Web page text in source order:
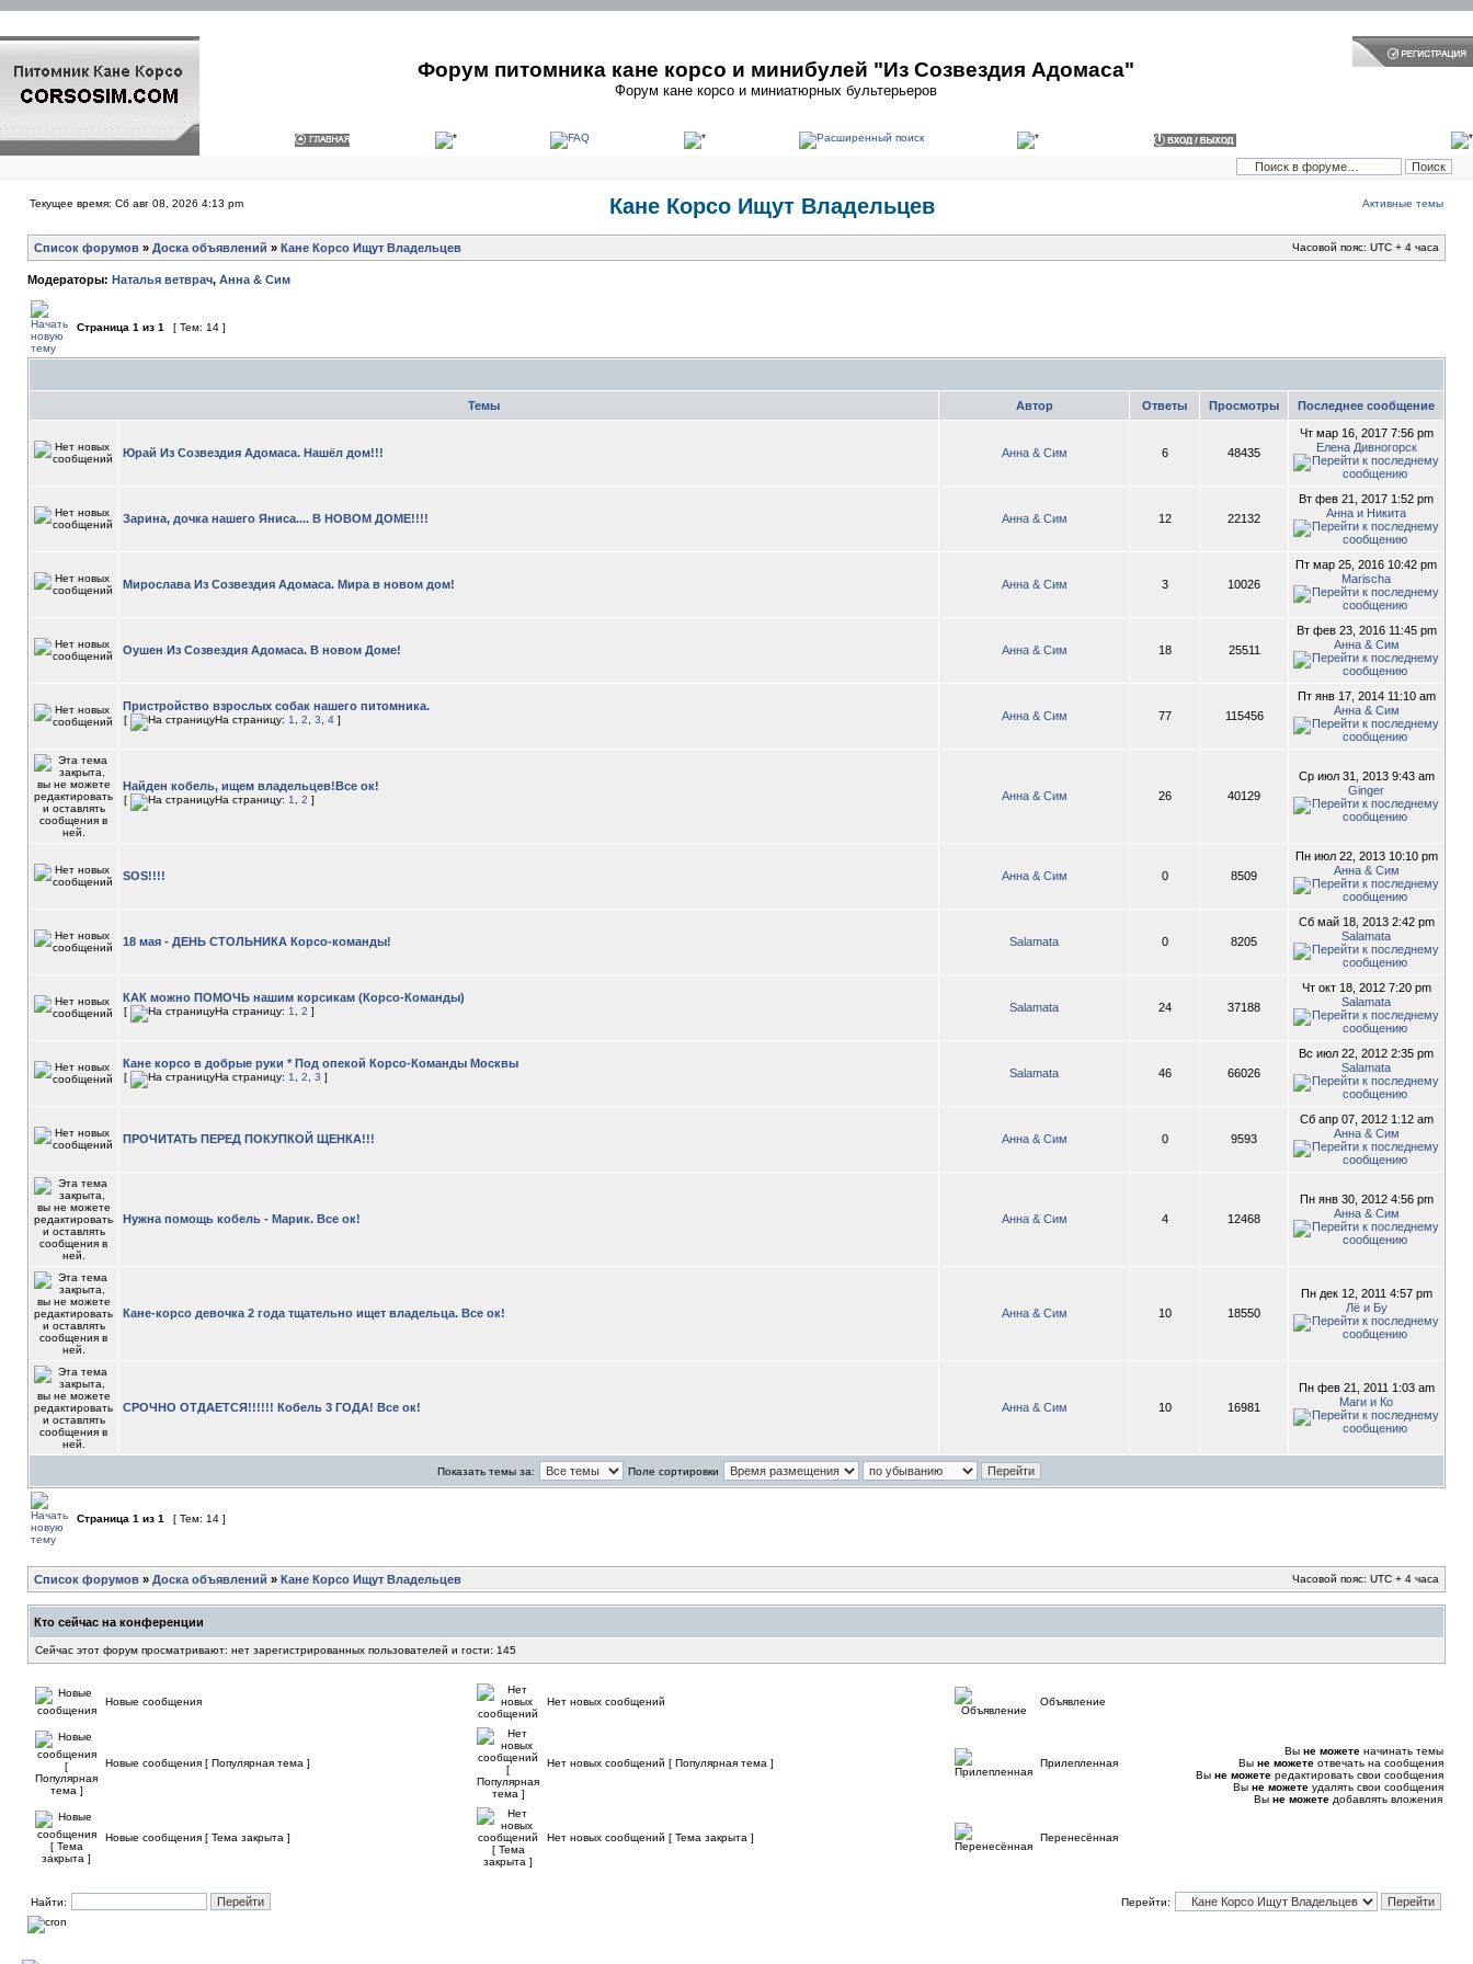
Форум питомника кане корсо и минибулей "Из Созвездия Адомаса"
Форум кане корсо и миниатюрных бультерьеров
Текущее время: Сб авг 08, 2026 4:13 pm Кане Корсо Ищут Владельцев Активные темы
Список форумов » Доска объявлений » Кане Корсо Ищут Владельцев Часовой пояс: UTC + 4 часа
Модераторы: Наталья ветврач, Анна & Сим
Страница 1 из 1 [ Тем: 14 ]
Темы Автор Ответы Просмотры Последнее сообщение
Юрай Из Созвездия Адомаса. Нашёл дом!!! Анна & Сим 6 48435
Чт мар 16, 2017 7:56 pm
Елена Дивногорск
Зарина, дочка нашего Яниса.... В НОВОМ ДОМЕ!!!! Анна & Сим 12 22132
Вт фев 21, 2017 1:52 pm
Анна и Никита
Мирослава Из Созвездия Адомаса. Мира в новом дом! Анна & Сим 3 10026
Пт мар 25, 2016 10:42 pm
Marischa
Оушен Из Созвездия Адомаса. В новом Доме! Анна & Сим 18 25511
Вт фев 23, 2016 11:45 pm
Анна & Сим
Пристройство взрослых собак нашего питомника.
[ На страницу: 1 2 3 4 ] Анна & Сим 77 115456
Пт янв 17, 2014 11:10 am
Анна & Сим
Найден кобель, ищем владельцев!Все ок!
[ На страницу: 1 2 ] Анна & Сим 26 40129
Ср июл 31, 2013 9:43 am
Ginger
SOS!!!! Анна & Сим 0 8509
Пн июл 22, 2013 10:10 pm
Анна & Сим
18 мая - ДЕНЬ СТОЛЬНИКА Корсо-команды! Salamata 0 8205
Сб май 18, 2013 2:42 pm
Salamata
КАК можно ПОМОЧЬ нашим корсикам (Корсо-Команды)
[ На страницу: 1 2 ] Salamata 24 37188
Чт окт 18, 2012 7:20 pm
Salamata
Кане корсо в добрые руки * Под опекой Корсо-Команды Москвы
[ На страницу: 1 2 3 ] Salamata 46 66026
Вс июл 22, 2012 2:35 pm
Salamata
ПРОЧИТАТЬ ПЕРЕД ПОКУПКОЙ ЩЕНКА!!! Анна & Сим 0 9593
Сб апр 07, 2012 1:12 am
Анна & Сим
Нужна помощь кобель - Марик. Все ок! Анна & Сим 4 12468
Пн янв 30, 2012 4:56 pm
Анна & Сим
Кане-корсо девочка 2 года тщательно ищет владельца. Все ок! Анна & Сим 10 18550
Пн дек 12, 2011 4:57 pm
Лё и Бу
СРОЧНО ОТДАЕТСЯ!!!!!! Кобель 3 ГОДА! Все ок! Анна & Сим 10 16981
Пн фев 21, 2011 1:03 am
Маги и Ко
Показать темы за: Поле сортировки
Страница 1 из 1 [ Тем: 14 ]
Список форумов » Доска объявлений » Кане Корсо Ищут Владельцев Часовой пояс: UTC + 4 часа
Кто сейчас на конференции
Сейчас этот форум просматривают: нет зарегистрированных пользователей и гости: 145
Новые сообщения Нет новых сообщений Объявление
Новые сообщения [ Популярная тема ] Нет новых сообщений [ Популярная тема ] Прилепленная
Новые сообщения [ Тема закрыта ] Нет новых сообщений [ Тема закрыта ] Перенесённая
Вы не можете начинать темы
Вы не можете отвечать на сообщения
Вы не можете редактировать свои сообщения
Вы не можете удалять свои сообщения
Вы не можете добавлять вложения
Найти: Перейти: